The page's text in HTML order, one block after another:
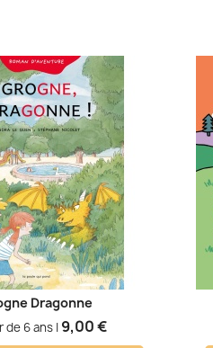
Dragonne
de 6 ans | Prix
9,00 €